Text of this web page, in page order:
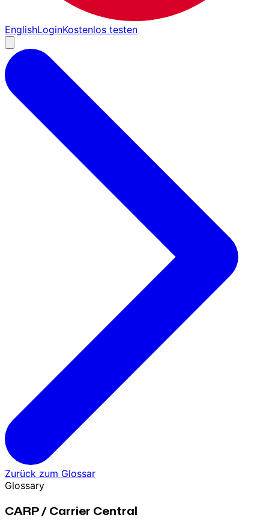
EnglishLoginKostenlos testen
Zurück zum Glossar
Glossary
CARP / Carrier Central